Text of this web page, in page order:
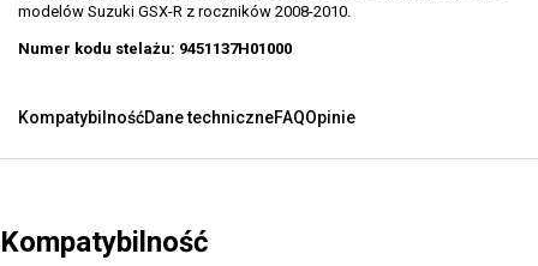
modelów Suzuki GSX-R z roczników 2008-2010.
Numer kodu stelażu: 9451137H01000
KompatybilnośćDane techniczneFAQOpinie
Kompatybilność